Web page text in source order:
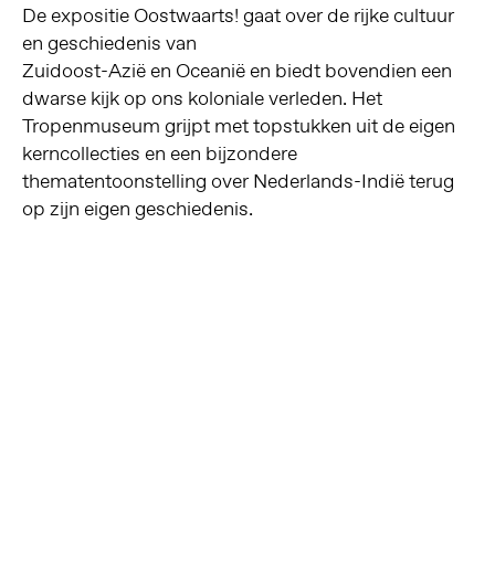
De expositie Oostwaarts! gaat over de rijke cultuur
en geschiedenis van
Zuidoost-Azië en Oceanië en biedt bovendien een
dwarse kijk op ons koloniale verleden. Het
Tropenmuseum grijpt met topstukken uit de eigen
kerncollecties en een bijzondere
thematentoonstelling over Nederlands-Indië terug
op zijn eigen geschiedenis.